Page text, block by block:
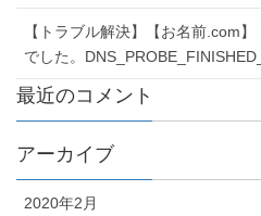
【トラブル解決】【お名前.com
でした。
最近のコメント
アーカイブ
2020年2月